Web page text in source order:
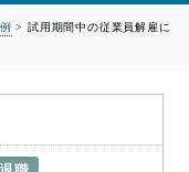
>試用期間中の従業員解雇に